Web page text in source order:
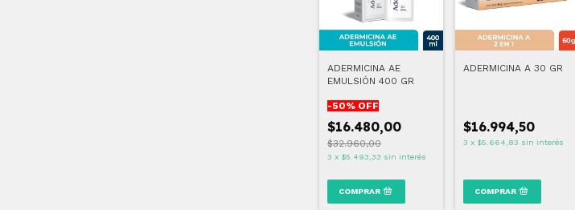
ADERMICINA AE
EMULSIÓN 400 GR
-50% OFF
$16.480,00
$32.960,00
3 x $5.493,33 sin interés
ADERMICINA A 30 GR
$16.994,50
3 x $5.664,83 sin interés